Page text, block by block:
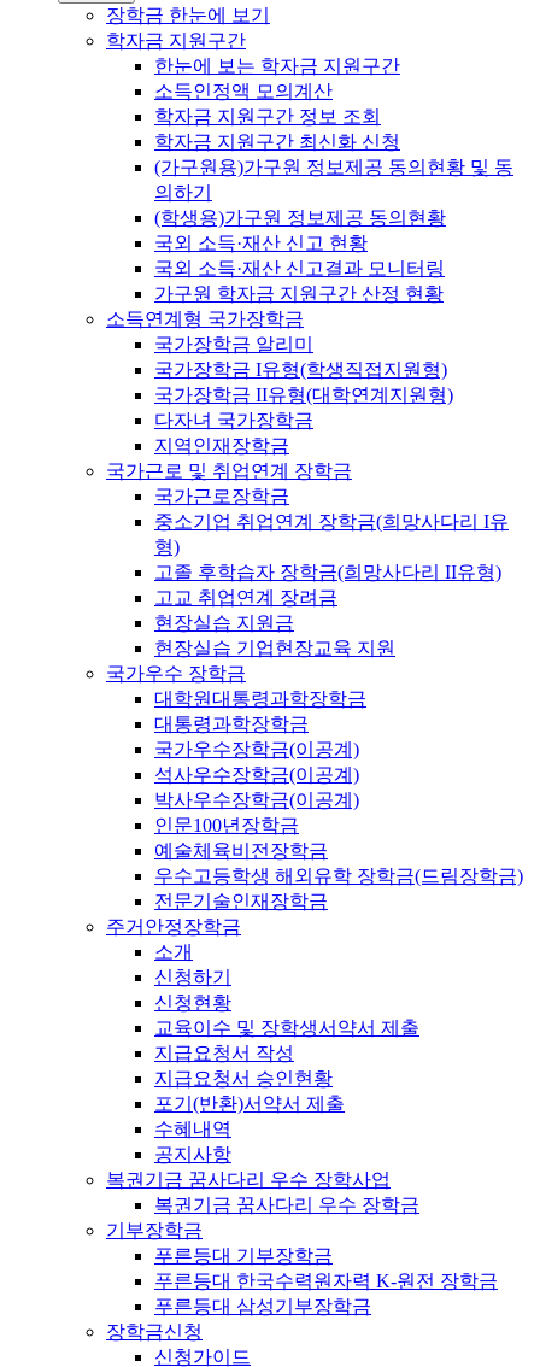
장학금 한눈에 보기
학자금 지원구간
한눈에 보는 학자금 지원구간
소득인정액 모의계산
학자금 지원구간 정보 조회
학자금 지원구간 최신화 신청
(가구원용)가구원 정보제공 동의현황 및 동
의하기
(학생용)가구원 정보제공 동의현황
국외 소득·재산 신고 현황
국외 소득·재산 신고결과 모니터링
가구원 학자금 지원구간 산정 현황
소득연계형 국가장학금
국가장학금 알리미
국가장학금 I유형(학생직접지원형)
국가장학금 II유형(대학연계지원형)
다자녀 국가장학금
지역인재장학금
국가근로 및 취업연계 장학금
국가근로장학금
중소기업 취업연계 장학금(희망사다리 I유
형)
고졸 후학습자 장학금(희망사다리 II유형)
고교 취업연계 장려금
현장실습 지원금
현장실습 기업현장교육 지원
국가우수 장학금
대학원대통령과학장학금
대통령과학장학금
국가우수장학금(이공계)
석사우수장학금(이공계)
박사우수장학금(이공계)
인문100년장학금
예술체육비전장학금
우수고등학생 해외유학 장학금(드림장학금)
전문기술인재장학금
주거안정장학금
소개
신청하기
신청현황
교육이수 및 장학생서약서 제출
지급요청서 작성
지급요청서 승인현황
포기(반환)서약서 제출
수혜내역
공지사항
복권기금 꿈사다리 우수 장학사업
복권기금 꿈사다리 우수 장학금
기부장학금
푸른등대 기부장학금
푸른등대 한국수력원자력 K-원전 장학금
푸른등대 삼성기부장학금
장학금신청
신청가이드